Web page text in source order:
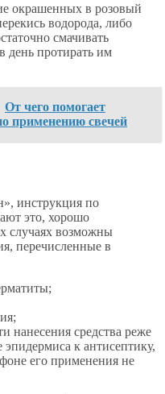
окрашенных в розовый
водорода, либо
смачивать
день протирать им
От чего помогает
применению свечей
инструкция по
это, хорошо
случаях возможны
перечисленные в
нанесения средства реже
к антисептику,
его применения не